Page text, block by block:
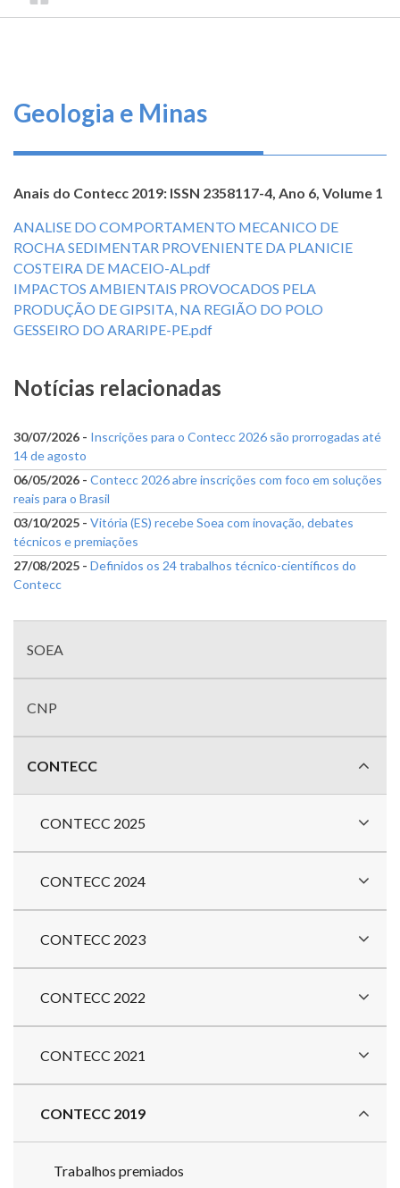
O
Conosco
Transparência
e
Prestação
de
TRILHA
CONSELHO
FEDERAL
Geologia e Minas
Anais do Contecc 2019: ISSN 2358117-4, Ano 6, Volume 1
ANALISE DO COMPORTAMENTO MECANICO DE
ROCHA SEDIMENTAR PROVENIENTE DA PLANICIE
COSTEIRA DE MACEIO-AL.pdf
IMPACTOS AMBIENTAIS PROVOCADOS PELA
PRODUÇÃO DE GIPSITA, NA REGIÃO DO POLO
GESSEIRO DO ARARIPE-PE.pdf
Notícias relacionadas
30/07/2026 - Inscrições para o Contecc 2026 são prorrogadas até
14 de agosto
06/05/2026 - Contecc 2026 abre inscrições com foco em soluções
reais para o Brasil
03/10/2025 - Vitória (ES) recebe Soea com inovação, debates
técnicos e premiações
27/08/2025 - Definidos os 24 trabalhos técnico-científicos do
Contecc
com
SOEA
CNP
CONTECC
CONTECC 2025
CONTECC 2024
CONTECC 2023
CONTECC 2022
CONTECC 2021
CONTECC 2019
Trabalhos premiados